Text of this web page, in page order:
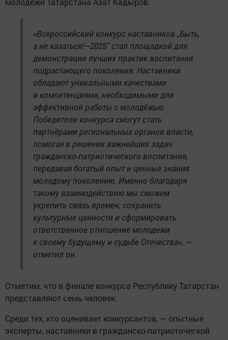
«Всероссийский конкурс наставников „Быть,
а не казаться!—2025“ стал площадкой для
демонстрации лучших практик воспитания
подрастающего поколения. Наставники
обладают уникальными качествами
и компетенциями, необходимыми для
эффективной работы с молодёжью.
Победители конкурса смогут стать
партнёрами региональных органов власти,
помогая в решении важнейших задач
гражданско-патриотического воспитания,
передавая богатый опыт и ценные знания
молодому поколению. Именно благодаря
такому взаимодействию мы сможем
укрепить связь времен, сохранить
культурные ценности и сформировать
ответственное отношение молодежи
к своему будущему и судьбе Отечества», —
отметил он.
Отметим, что в финале конкурса Республику Татарстан
представляют семь человек.
Среди тех, кто оценивает конкурсантов, — опытные
эксперты, наставники в гражданско-патриотической